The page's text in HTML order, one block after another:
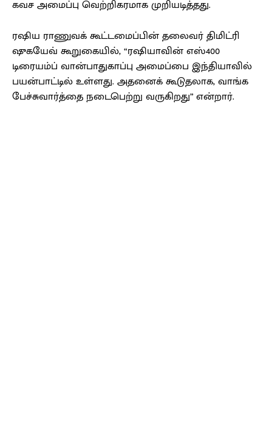
கவச அமைப்பு வெற்றிகரமாக முறியடித்தது.
ரஷிய ராணுவக் கூட்டமைப்பின் தலைவர் திமிட்ரி
ஷுகயேவ் கூறுகையில், “ரஷியாவின் எஸ்400
டிரையம்ப் வான்பாதுகாப்பு அமைப்பை இந்தியாவில்
பயன்பாட்டில் உள்ளது. அதனைக் கூடுதலாக, வாங்க
பேச்சுவார்த்தை நடைபெற்று வருகிறது” என்றார்.